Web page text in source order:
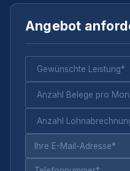
Angebot